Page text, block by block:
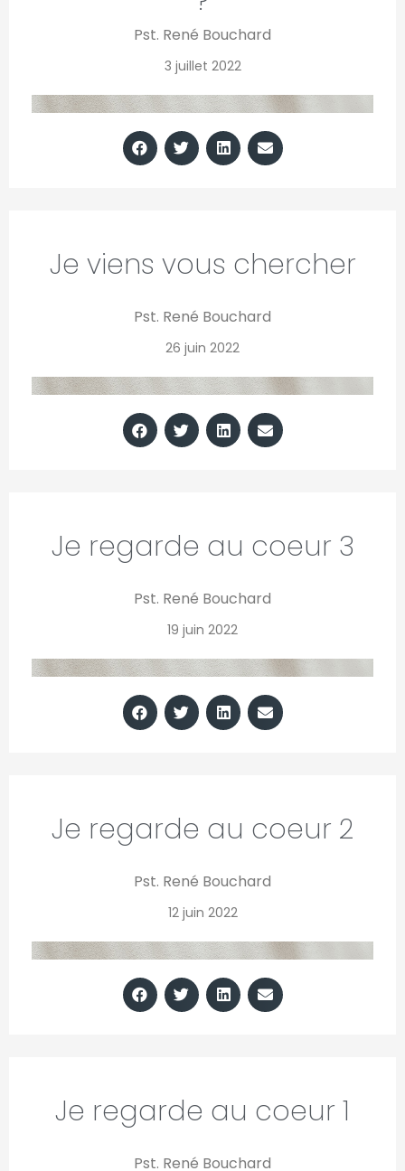
Pst. René Bouchard
3 juillet 2022
Je viens vous chercher
Pst. René Bouchard
26 juin 2022
Je regarde au coeur 3
Pst. René Bouchard
19 juin 2022
Je regarde au coeur 2
Pst. René Bouchard
12 juin 2022
Je regarde au coeur 1
Pst. René Bouchard